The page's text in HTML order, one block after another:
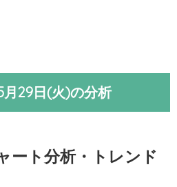
月29日(火)の分析
ート分析・トレンド